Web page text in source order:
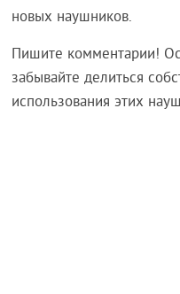
новых наушников.
Пишите комментарии!
забывайте делиться
использования этих